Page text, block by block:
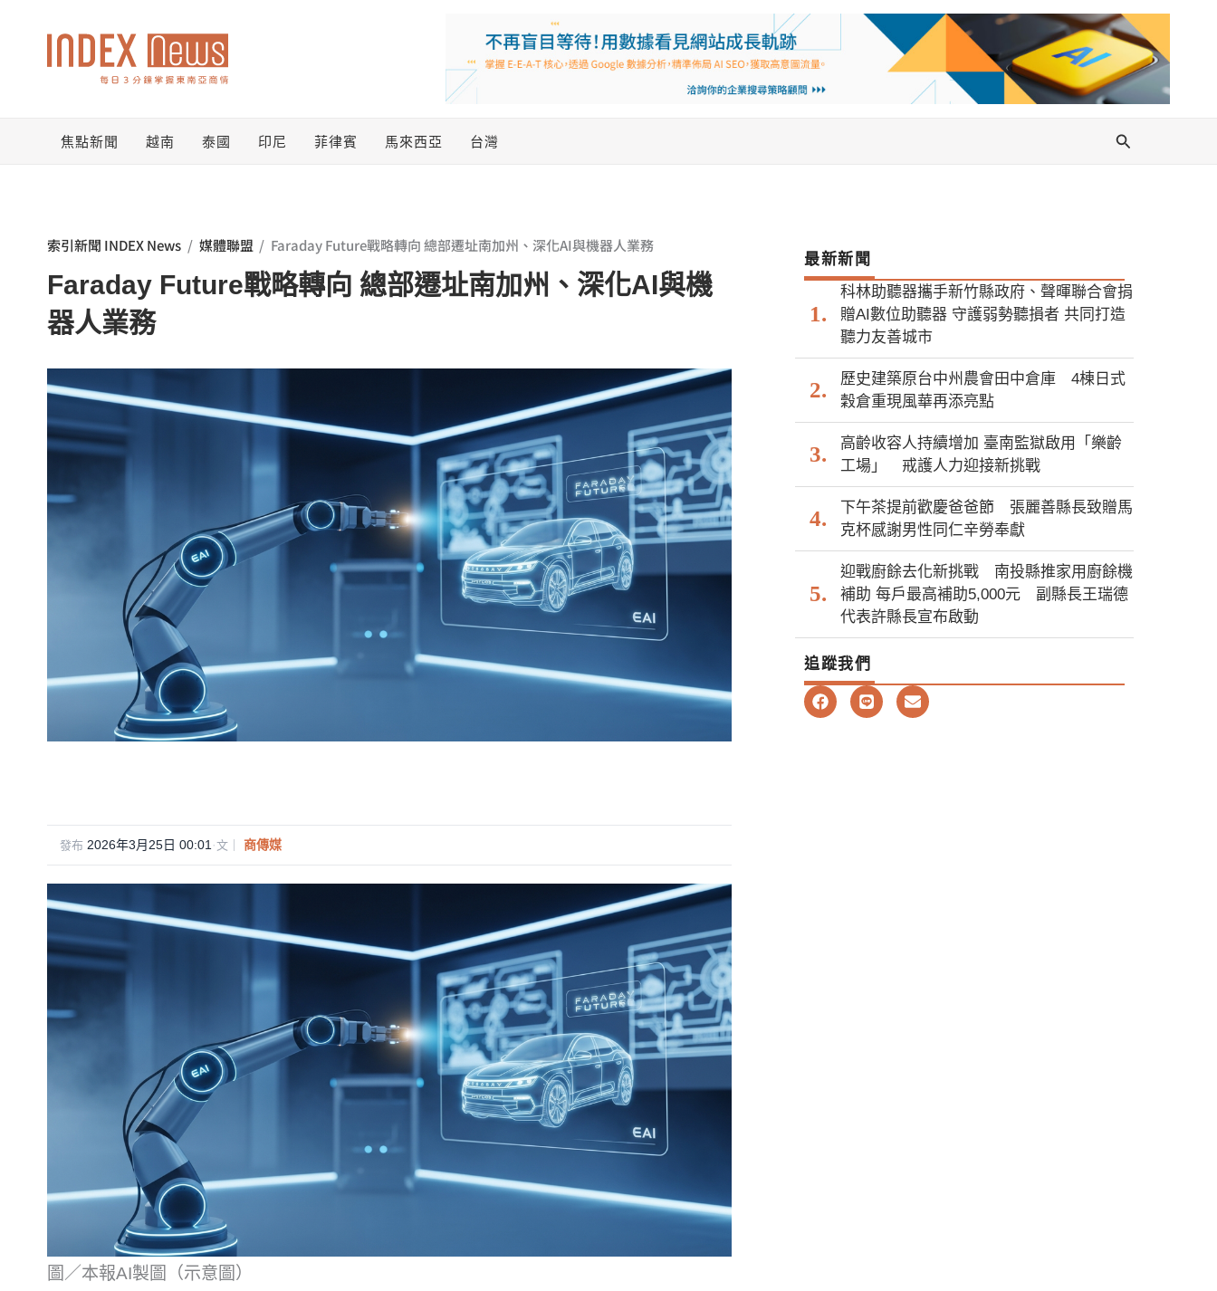
焦點新聞 越南 泰國 印尼 菲律賓 馬來西亞 台灣
搜
索引新聞 INDEX News / 媒體聯盟 / Faraday Future戰略轉向 總部遷址南加州、深化AI與機器人業務
Faraday Future戰略轉向 總部遷址南加州、深化AI與機
器人業務
發布 2026年3月25日 00:01 ·文｜ 商傳媒
圖／本報AI製圖（示意圖）
最新新聞
科林助聽器攜手新竹縣政府、聲暉聯合會捐
贈AI數位助聽器 守護弱勢聽損者 共同打造
聽力友善城市
歷史建築原台中州農會田中倉庫 4棟日式
穀倉重現風華再添亮點
高齡收容人持續增加 臺南監獄啟用「樂齡
工場」 戒護人力迎接新挑戰
下午茶提前歡慶爸爸節 張麗善縣長致贈馬
克杯感謝男性同仁辛勞奉獻
迎戰廚餘去化新挑戰 南投縣推家用廚餘機
補助 每戶最高補助5,000元 副縣長王瑞德
代表許縣長宣布啟動
追蹤我們
F
a
L
i
E
n